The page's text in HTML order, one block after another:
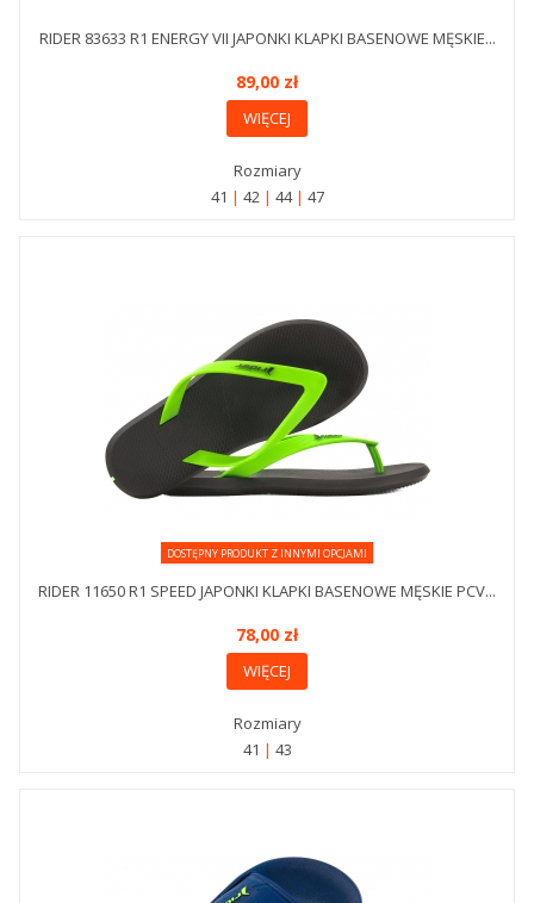
RIDER 83633 R1 ENERGY VII JAPONKI KLAPKI BASENOWE MĘSKIE...
89,00 zł
WIĘCEJ
Rozmiary
41
42 44 47
DOSTĘPNY PRODUKT Z INNYMI OPCJAMI
RIDER 11650 R1 SPEED JAPONKI KLAPKI BASENOWE MĘSKIE PCV...
78,00 zł
WIĘCEJ
Rozmiary
41
43